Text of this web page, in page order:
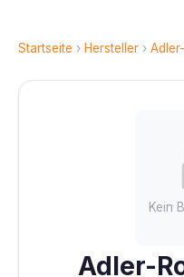
Startseite › Hersteller ›
Kein
Adler-